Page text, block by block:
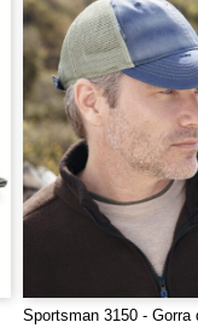
Sportsman 3150 - Gorra